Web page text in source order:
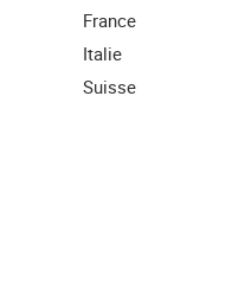
France
Italie
Suisse